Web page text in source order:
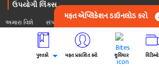
ઉપયોગી લિંક્સ
અમારા વિશે સંપર્ક કરો
ગોપનીયતા નીતિ
વાપરવાના નિયમો
મફત એપ્લિકેશન ડાઉનલોડ કરો
પુસ્તકો મફત પ્રકાશિત કરો સુવિચાર વિડિઓ